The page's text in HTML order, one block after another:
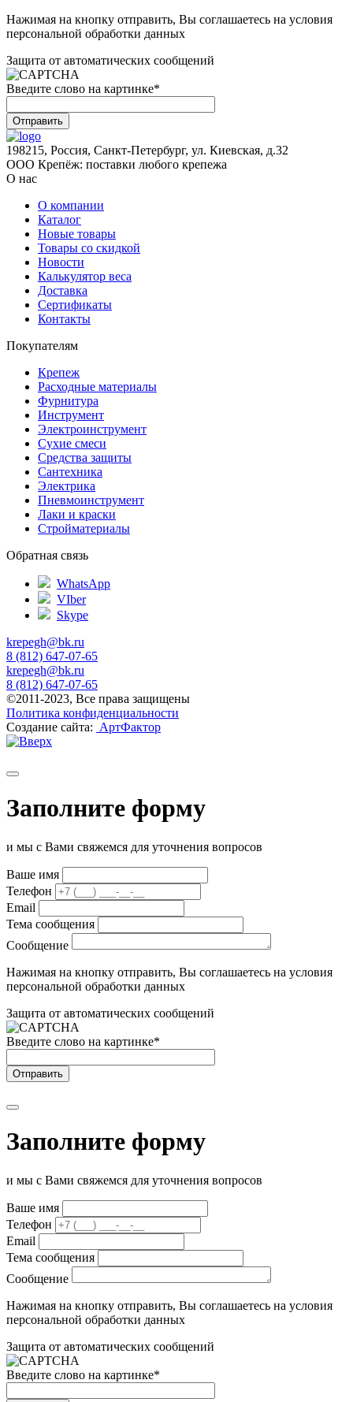
Нажимая на кнопку отправить, Вы соглашаетесь на условия
персональной обработки данных
Защита от автоматических сообщений
Введите слово на картинке*
198215, Россия, Санкт-Петербург, ул. Киевская, д.32
ООО Крепёж: поставки любого крепежа
О нас
О компании
Каталог
Новые товары
Товары со скидкой
Новости
Калькулятор веса
Доставка
Сертификаты
Контакты
Покупателям
Крепеж
Расходные материалы
Фурнитура
Инструмент
Электроинструмент
Сухие смеси
Средства защиты
Сантехника
Электрика
Пневмоинструмент
Лаки и краски
Стройматериалы
Обратная связь
WhatsApp
VIber
Skype
krepegh@bk.ru
8 (812) 647-07-65
krepegh@bk.ru
8 (812) 647-07-65
©2011-2023, Все права защищены
Политика конфиденциальности
Создание сайта: АртФактор
Заполните форму
и мы с Вами свяжемся для уточнения вопросов
Ваше имя
Телефон
Email
Тема сообщения
Сообщение
Нажимая на кнопку отправить, Вы соглашаетесь на условия
персональной обработки данных
Защита от автоматических сообщений
Введите слово на картинке*
Заполните форму
и мы с Вами свяжемся для уточнения вопросов
Ваше имя
Телефон
Email
Тема сообщения
Сообщение
Нажимая на кнопку отправить, Вы соглашаетесь на условия
персональной обработки данных
Защита от автоматических сообщений
Введите слово на картинке*